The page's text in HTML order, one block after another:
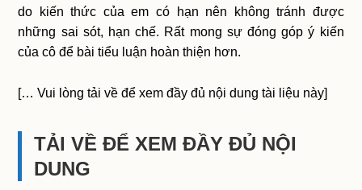
do kiến thức của em có hạn nên không tránh được
những sai sót, hạn chế. Rất mong sự đóng góp ý kiến
của cô để bài tiểu luận hoàn thiện hơn.
[… Vui lòng tải về để xem đầy đủ nội dung tài liệu này]
TẢI VỀ ĐỂ XEM ĐẦY ĐỦ NỘI
DUNG